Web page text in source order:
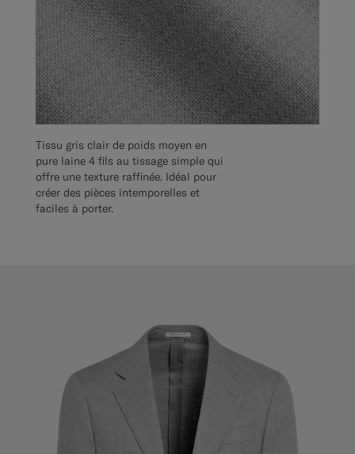
Tissu gris clair de poids moyen en
pure laine 4 fils au tissage simple qui
offre une texture raffinée. Idéal pour
créer des pièces intemporelles et
faciles à porter.